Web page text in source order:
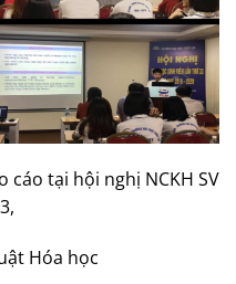
cáo tại hội nghị NCKH SV
33,
Hóa học